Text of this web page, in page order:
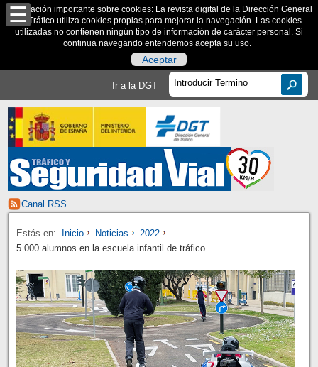
Información importante sobre cookies: La revista digital de la Dirección General
de Tráfico utiliza cookies propias para mejorar la navegación. Las cookies
utilizadas no contienen ningún tipo de información de carácter personal. Si
continua navegando entendemos acepta su uso.
Aceptar
Ir a la DGT
Canal RSS
Estás en: Inicio Noticias
2022
5.000 alumnos en la escuela infantil de tráfico